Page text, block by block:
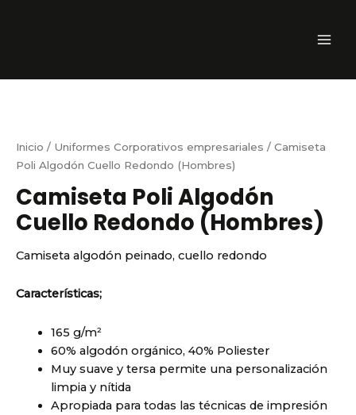
Inicio / Uniformes Corporativos empresariales / Camiseta
Poli Algodón Cuello Redondo (Hombres)
Camiseta Poli Algodón
Cuello Redondo (Hombres)
Camiseta algodón peinado, cuello redondo
Características;
165 g/m²
60% algodón orgánico, 40% Poliester
Muy suave y tersa permite una personalización
limpia y nítida
Apropiada para todas las técnicas de impresión